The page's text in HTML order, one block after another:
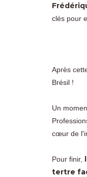
clés pour
Après
Brésil !
Un
cœur de
Pour finir,
tertre